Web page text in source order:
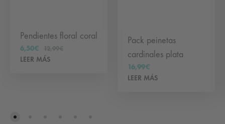
Pendientes floral coral
6,50€
LEER MÁS
Pack peinetas
cardinales plata
16,99€
LEER MÁS